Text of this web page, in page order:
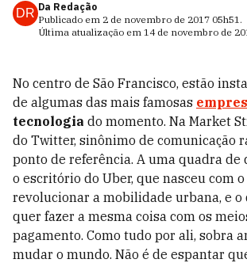
DR Da Redação
Publicado em 2 de novembro de 2017 05h51.
Última atualização em 14 de novembro de
No centro de São Francisco, estão
de algumas das mais famosas
tecnologia do momento. Na Market
do Twitter, sinônimo de comunicação
ponto de referência. A uma quadra de
o escritório do Uber, que nasceu com
revolucionar a mobilidade urbana, e o
quer fazer a mesma coisa com os
pagamento. Como tudo por ali, sobra
mudar o mundo. Não é de espantar